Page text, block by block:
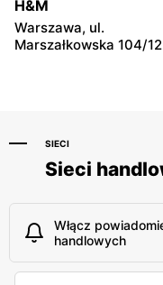
H&M
Warszawa, ul.
Marszałkowska 104/
SIECI
Sieci
Włącz
handlowych